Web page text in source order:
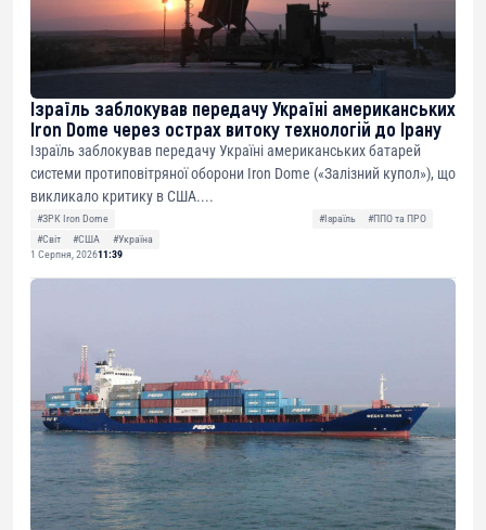
Ізраїль заблокував передачу Україні американських
Iron Dome через острах витоку технологій до Ірану
Ізраїль заблокував передачу Україні американських батарей
системи протиповітряної оборони Iron Dome («Залізний купол»), що
викликало критику в США....
#ЗРК Iron Dome #Ізраїль
#ППО та ПРО
#Світ
#США
#Україна
1 Серпня, 202611:39